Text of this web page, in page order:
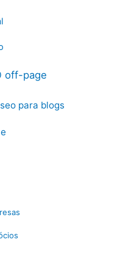
off-page
seo para blogs